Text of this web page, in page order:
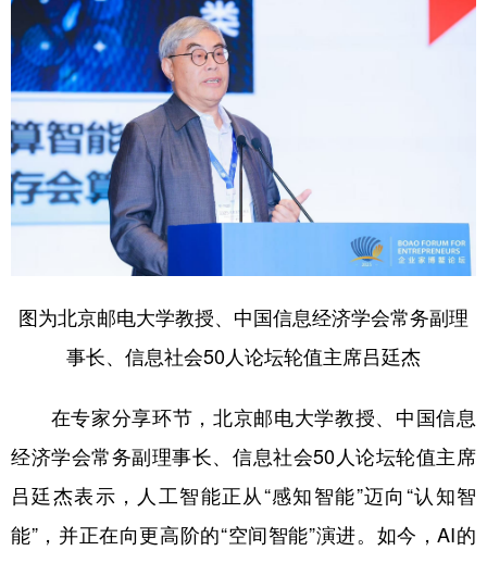
城市 旅游
彩票 娱乐
公益 一带一路
文化产业
地方频道
天津 河北 山西
辽宁 吉林 上海 江苏
浙江 安徽 福建 江西
山东 河南 湖北 湖南
广东 广西 海南 重庆
四川 贵州 云南 西藏
图为北京邮电大学教授、中国信息经济学会常务副理
事长、信息社会50人论坛轮值主席吕廷杰
在专家分享环节，北京邮电大学教授、中国信息
经济学会常务副理事长、信息社会50人论坛轮值主席
吕廷杰表示，人工智能正从“感知智能”迈向“认知智
能”，并正在向更高阶的“空间智能”演进。如今，AI的